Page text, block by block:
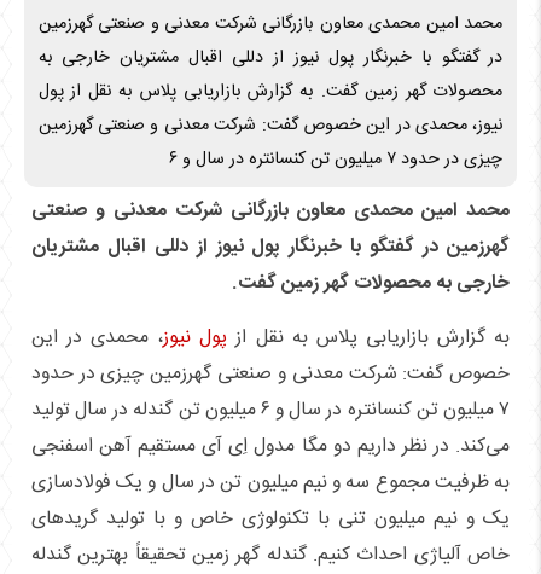
محمد امین محمدی معاون بازرگانی شرکت معدنی و صنعتی گهرزمین
در گفتگو با خبرنگار پول نیوز از دللی اقبال مشتریان خارجی به
محصولات گهر زمین گفت. به گزارش بازاریابی پلاس به نقل از پول
نیوز، محمدی در این خصوص گفت: شرکت معدنی و صنعتی گهرزمین
چیزی در حدود ۷ میلیون تن کنسانتره در سال و ۶
محمد امین محمدی معاون بازرگانی شرکت معدنی و صنعتی
گهرزمین در گفتگو با خبرنگار پول نیوز از دللی اقبال مشتریان
خارجی به محصولات گهر زمین گفت.
به گزارش بازاریابی پلاس به نقل از پول نیوز، محمدی در این
خصوص گفت: شرکت معدنی و صنعتی گهرزمین چیزی در حدود
۷ میلیون تن کنسانتره در سال و ۶ میلیون تن گندله در سال تولید
می‌کند. در نظر داریم دو مگا مدول اِی آی مستقیم آهن اسفنجی
به ظرفیت مجموع سه و نیم میلیون تن در سال و یک فولادسازی
یک و نیم میلیون تنی با تکنولوژی خاص و با تولید گریدهای
خاص آلیاژی احداث کنیم. گندله گهر زمین تحقیقاً بهترین گندله